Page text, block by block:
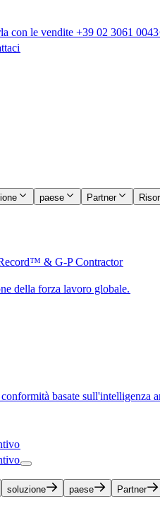
con le vendite +39 02 3061 0043​​
paese​​ Partner​​
& G-P Contractor​​
della forza lavoro globale.​​
basate sull'intelligenza
soluzione​​ paese​​ Partner​​